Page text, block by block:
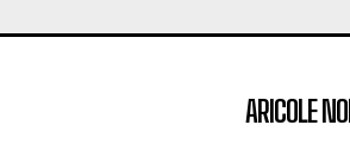
ARICOLE